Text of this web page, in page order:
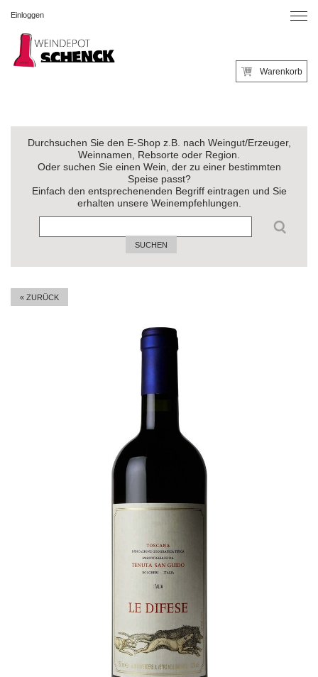
Einloggen
Warenkorb
Durchsuchen Sie den E-Shop z.B. nach Weingut/Erzeuger,
Weinnamen, Rebsorte oder Region.
Oder suchen Sie einen Wein, der zu einer bestimmten
Speise passt?
Einfach den entsprechenenden Begriff eintragen und Sie
erhalten unsere Weinempfehlungen.
SUCHEN
« ZURÜCK